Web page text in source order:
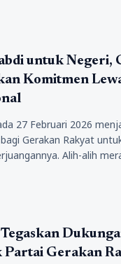
untuk Negeri,
Komitmen
27 Februari 2026
Gerakan Rakyat
Alih-alih
Partai Gerakan